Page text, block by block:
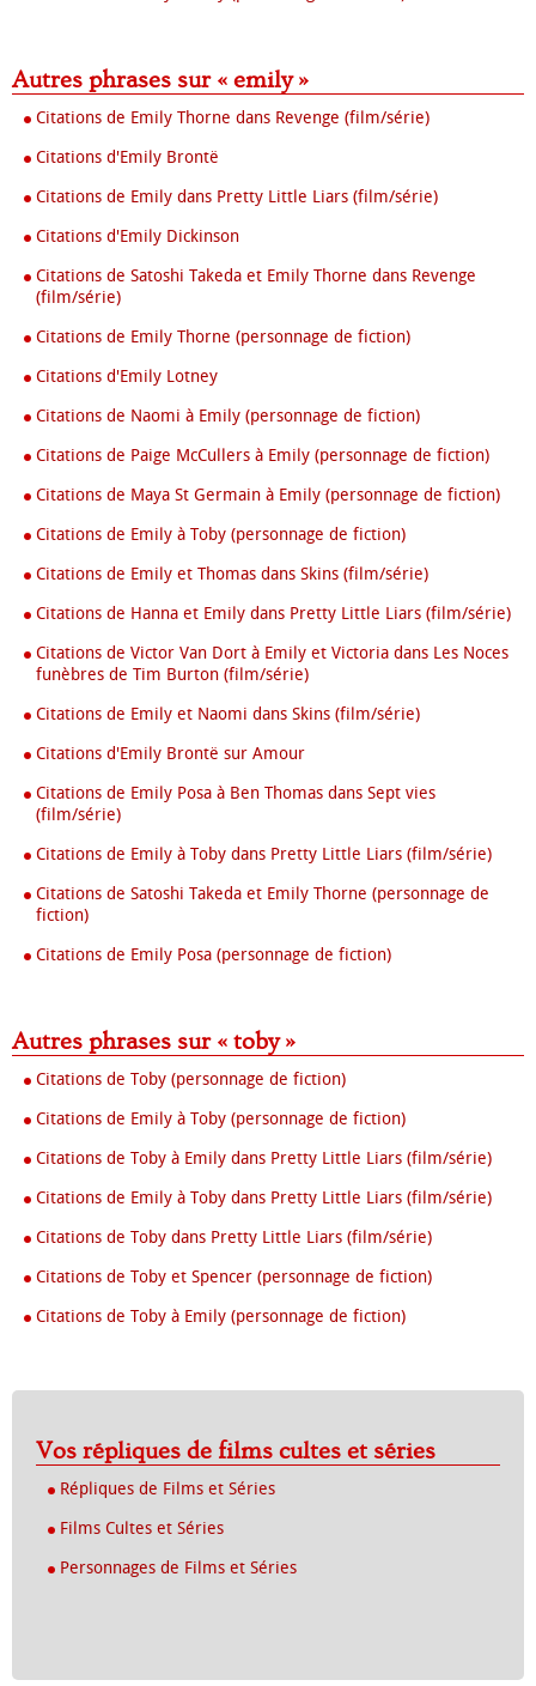
Autres phrases sur « emily »
Citations de Emily Thorne dans Revenge (film/série)
Citations d'Emily Brontë
Citations de Emily dans Pretty Little Liars (film/série)
Citations d'Emily Dickinson
Citations de Satoshi Takeda et Emily Thorne dans Revenge
(film/série)
Citations de Emily Thorne (personnage de fiction)
Citations d'Emily Lotney
Citations de Naomi à Emily (personnage de fiction)
Citations de Paige McCullers à Emily (personnage de fiction)
Citations de Maya St Germain à Emily (personnage de fiction)
Citations de Emily à Toby (personnage de fiction)
Citations de Emily et Thomas dans Skins (film/série)
Citations de Hanna et Emily dans Pretty Little Liars (film/série)
Citations de Victor Van Dort à Emily et Victoria dans Les Noces
funèbres de Tim Burton (film/série)
Citations de Emily et Naomi dans Skins (film/série)
Citations d'Emily Brontë sur Amour
Citations de Emily Posa à Ben Thomas dans Sept vies
(film/série)
Citations de Emily à Toby dans Pretty Little Liars (film/série)
Citations de Satoshi Takeda et Emily Thorne (personnage de
fiction)
Citations de Emily Posa (personnage de fiction)
Autres phrases sur « toby »
Citations de Toby (personnage de fiction)
Citations de Emily à Toby (personnage de fiction)
Citations de Toby à Emily dans Pretty Little Liars (film/série)
Citations de Emily à Toby dans Pretty Little Liars (film/série)
Citations de Toby dans Pretty Little Liars (film/série)
Citations de Toby et Spencer (personnage de fiction)
Citations de Toby à Emily (personnage de fiction)
Vos répliques de films cultes et séries
Répliques de Films et Séries
Films Cultes et Séries
Personnages de Films et Séries